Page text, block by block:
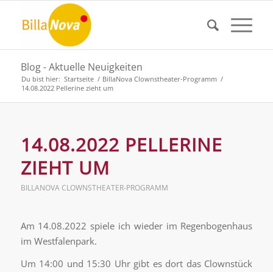
Blog - Aktuelle Neuigkeiten
Du bist hier: Startseite / BillaNova Clownstheater-Programm /
14.08.2022 Pellerine zieht um
14.08.2022 PELLERINE
ZIEHT UM
BILLANOVA CLOWNSTHEATER-PROGRAMM
Am 14.08.2022 spiele ich wieder im Regenbogenhaus
im Westfalenpark.
Um 14:00 und 15:30 Uhr gibt es dort das Clownstück